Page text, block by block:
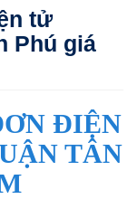
tử
Phú giá
ĐIỆN
TÂN